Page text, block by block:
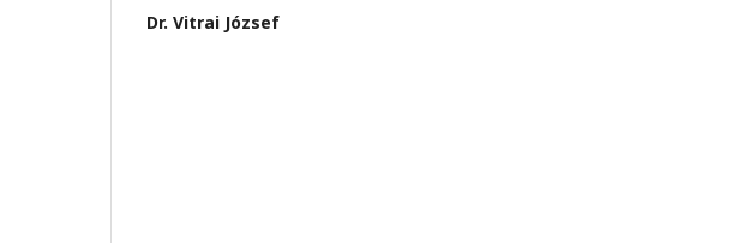
Dr. Vitrai József